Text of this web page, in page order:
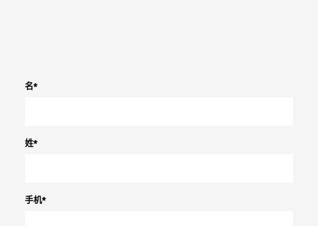
名*
姓*
手机*